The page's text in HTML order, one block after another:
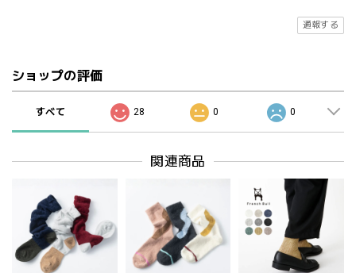
通報する
ショップの評価
すべて 28 0 0
関連商品